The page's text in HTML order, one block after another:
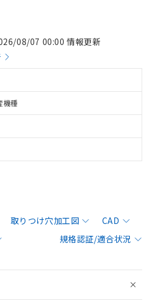
08/07 00:00 情報更新
機種
取りつけ穴加工図
CAD
規格認証/適合状況